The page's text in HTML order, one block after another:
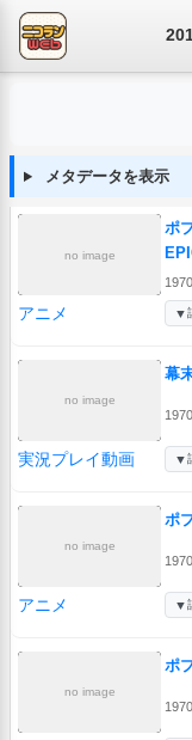
メタデータを表示
no image
ポ
アニメ ▼
no image
幕
実況プレイ動画 ▼
no image
ポ
アニメ ▼
no image
ポ